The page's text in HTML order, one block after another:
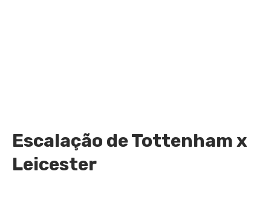
Escalação de Tottenham x
Leicester